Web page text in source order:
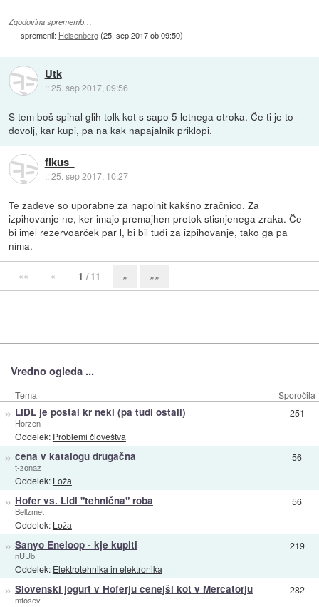
Zgodovina sprememb…
spremenil: Heisenberg(25. sep 2017 ob 09:50)
Utk
::25. sep 2017, 09:56
S tem boš spihal glih tolk kot s sapo 5 letnega otroka. Če ti je to
dovolj, kar kupi, pa na kak napajalnik priklopi.
fikus_
::25. sep 2017, 10:27
Te zadeve so uporabne za napolnit kakšno zračnico. Za
izpihovanje ne, ker imajo premajhen pretok stisnjenega zraka. Če
bi imel rezervoarček par l, bi bil tudi za izpihovanje, tako ga pa
nima.
«« « 1 / 11 » »»
Vredno ogleda ...
Tema Sporočila
» LIDL je postal kr neki (pa tudi ostali)
Horzen
Oddelek: Problemi človeštva
251
» cena v katalogu drugačna
t-zonaz
Oddelek: Loža
56
» Hofer vs. Lidl "tehnična" roba
Bellzmet
Oddelek: Loža
56
» Sanyo Eneloop - kje kupiti
nUUb
Oddelek: Elektrotehnika in elektronika
219
» Slovenski jogurt v Hoferju cenejši kot v Mercatorju
mtosev
282